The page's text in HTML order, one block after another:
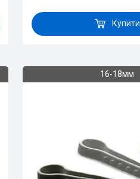
Купити
16-18мм